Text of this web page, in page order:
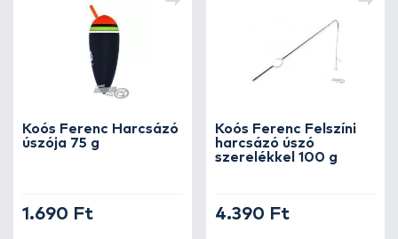
Koós Ferenc Harcsázó
úszója 75 g
1.690 Ft
Koós Ferenc Felszíni
harcsázó úszó
szerelékkel 100 g
4.390 Ft